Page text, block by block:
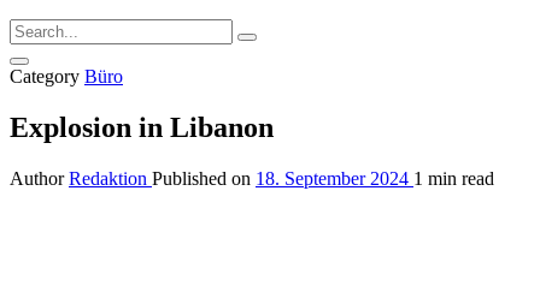
Category Büro
Explosion in Libanon
Author Redaktion Published on 18. September 2024 1 min read